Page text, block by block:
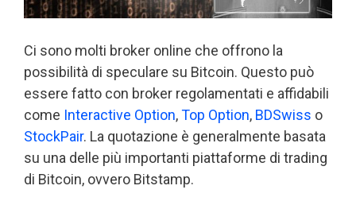
Ci sono molti broker online che offrono la
possibilità di speculare su Bitcoin. Questo può
essere fatto con broker regolamentati e affidabili
come Interactive Option,Top Option, BDSwiss o
StockPair. La quotazione è generalmente basata
su una delle più importanti piattaforme di trading
di Bitcoin, ovvero Bitstamp.